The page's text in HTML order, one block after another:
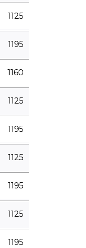
1125
1195
1160
1125
1195
1125
1195
1125
1195